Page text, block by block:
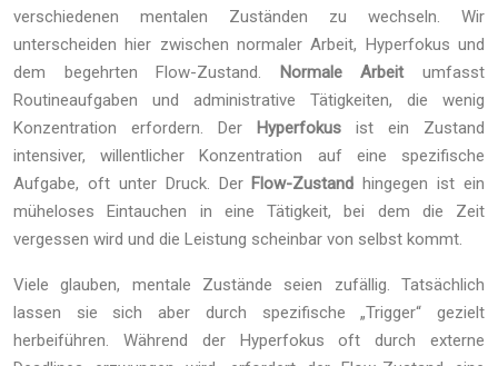
verschiedenen mentalen Zuständen zu wechseln. Wir
unterscheiden hier zwischen normaler Arbeit, Hyperfokus und
dem begehrten Flow-Zustand. Normale Arbeitumfasst
Routineaufgaben und administrative Tätigkeiten, die wenig
Konzentration erfordern. Der Hyperfokus ist ein Zustand
intensiver, willentlicher Konzentration auf eine spezifische
Aufgabe, oft unter Druck. Der Flow-Zustand hingegen ist ein
müheloses Eintauchen in eine Tätigkeit, bei dem die Zeit
vergessen wird und die Leistung scheinbar von selbst kommt.
Viele glauben, mentale Zustände seien zufällig. Tatsächlich
lassen sie sich aber durch spezifische „Trigger“ gezielt
herbeiführen. Während der Hyperfokus oft durch externe